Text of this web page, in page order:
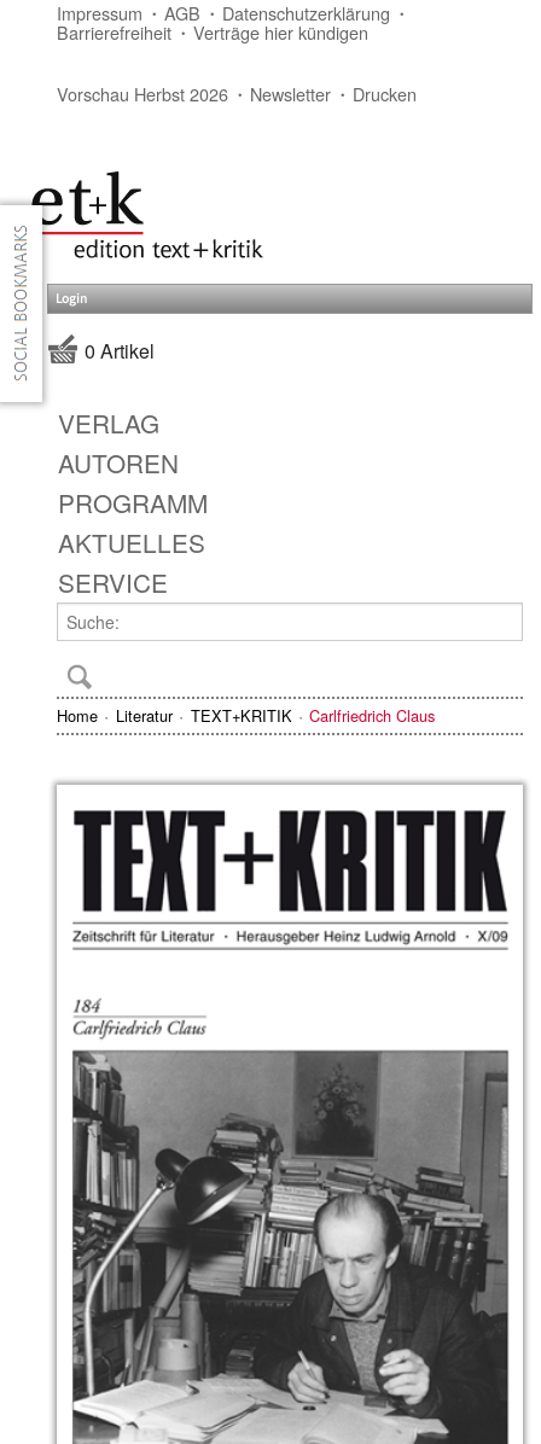
Impressum AGB Datenschutzerklärung
Barrierefreiheit Verträge hier kündigen
Vorschau Herbst 2026 Newsletter Drucken
Login
0 Artikel
VERLAG
AUTOREN
PROGRAMM
AKTUELLES
SERVICE
Home Literatur TEXT+KRITIK Carlfriedrich Claus